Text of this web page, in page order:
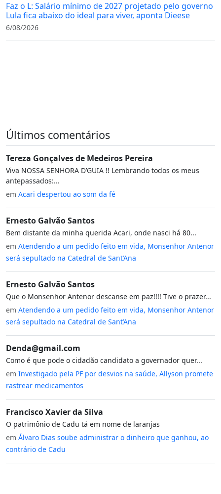
Faz o L: Salário mínimo de 2027 projetado pelo governo
Lula fica abaixo do ideal para viver, aponta Dieese
6/08/2026
Últimos comentários
Tereza Gonçalves de Medeiros Pereira
Viva NOSSA SENHORA D’GUIA !! Lembrando todos os meus
antepassados:...
em Acari despertou ao som da fé
Ernesto Galvão Santos
Bem distante da minha querida Acari, onde nasci há 80...
em Atendendo a um pedido feito em vida, Monsenhor Antenor
será sepultado na Catedral de Sant’Ana
Ernesto Galvão Santos
Que o Monsenhor Antenor descanse em paz!!!! Tive o prazer...
em Atendendo a um pedido feito em vida, Monsenhor Antenor
será sepultado na Catedral de Sant’Ana
Denda@gmail.com
Como é que pode o cidadão candidato a governador quer...
em Investigado pela PF por desvios na saúde, Allyson promete
rastrear medicamentos
Francisco Xavier da Silva
O patrimônio de Cadu tá em nome de laranjas
em Álvaro Dias soube administrar o dinheiro que ganhou, ao
contrário de Cadu